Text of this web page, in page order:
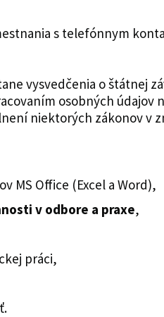
s telefónnym
vysvedčenia o štátnej
osobných údajov
niektorých zákonov v
MS Office (Excel a Word),
v odbore a praxe,
práci,